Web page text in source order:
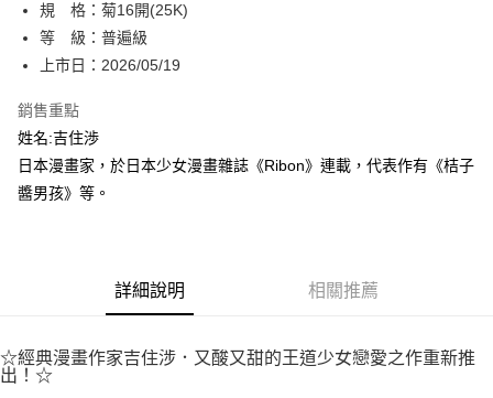
【「AFTEE先享後付」結帳流程】
１．於結帳方式選擇「AFTEE先享後付」後，將跳轉至「AFTEE先享後付」
結帳頁面，進行簡訊認證並確認金額後，即可完成結帳。
２．訂單成立數日內，您將收到繳費通知簡訊。
ATM／網路銀行／等多元方式進行付款，方視為交易完成。
※ 請注意：結帳手續完成當下不需立刻繳費，但若您需要取消訂單，請聯絡
購買商品的店家。未經商家同意取消之訂單仍視為有效，需透過AFTEE先享
後付繳納相關費用。
※ 交易是否成功請以「AFTEE先享後付 」之結帳頁面顯示為準，若有關於
１．透過由恩沛科技股份有限公司提供之「AFTEE先享後付」服務完成之交
易，需依本服務之必要範圍內提供個人資料，並將交易相關給付款項請求債
２．關於個人資料處理事宜，請瀏覽以下網址：
https://aftee.tw/terms/#terms3
每筆NT$80，滿NT$500(含以上)免運費
付款後全家取貨
每筆NT$80，滿NT$500(含以上)免運費
付款後萊爾富取貨
每筆NT$80，滿NT$500(含以上)免運費
每筆NT$80，滿NT$500(含以上)免運費
規 格：菊16開(25K)
等 級：普遍級
上市日：2026/05/19
銷售重點
姓名:吉住渉
日本漫畫家，於日本少女漫畫雜誌《Ribon》連載，代表作有《桔子
醬男孩》等。
詳細說明 相關推薦
☆經典漫畫作家吉住涉．又酸又甜的王道少女戀愛之作重新推
出！☆